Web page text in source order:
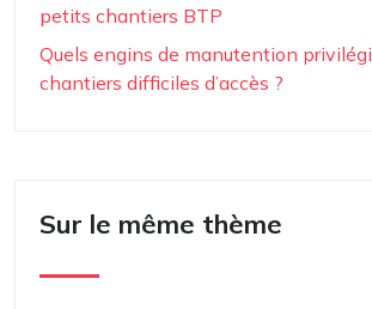
petits chantiers BTP
Quels engins de manutention
chantiers difficiles d’accès ?
Sur le même thème